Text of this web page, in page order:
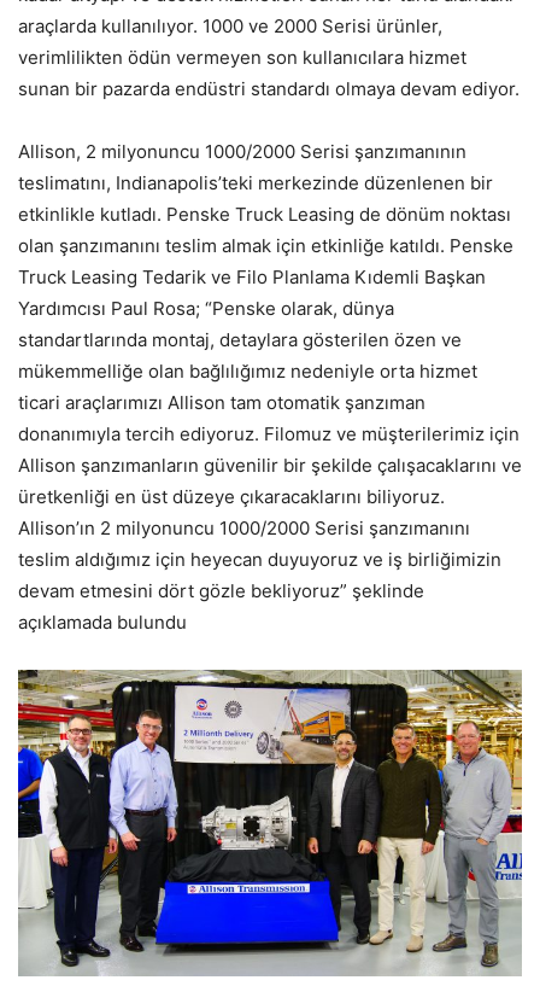
araçlarda kullanılıyor. 1000 ve 2000 Serisi ürünler,
verimlilikten ödün vermeyen son kullanıcılara hizmet
sunan bir pazarda endüstri standardı olmaya devam ediyor.
Allison, 2 milyonuncu 1000/2000 Serisi şanzımanının
teslimatını, Indianapolis’teki merkezinde düzenlenen bir
etkinlikle kutladı. Penske Truck Leasing de dönüm noktası
olan şanzımanını teslim almak için etkinliğe katıldı. Penske
Truck Leasing Tedarik ve Filo Planlama Kıdemli Başkan
Yardımcısı Paul Rosa; “Penske olarak, dünya
standartlarında montaj, detaylara gösterilen özen ve
mükemmelliğe olan bağlılığımız nedeniyle orta hizmet
ticari araçlarımızı Allison tam otomatik şanzıman
donanımıyla tercih ediyoruz. Filomuz ve müşterilerimiz için
Allison şanzımanların güvenilir bir şekilde çalışacaklarını ve
üretkenliği en üst düzeye çıkaracaklarını biliyoruz.
Allison’ın 2 milyonuncu 1000/2000 Serisi şanzımanını
teslim aldığımız için heyecan duyuyoruz ve iş birliğimizin
devam etmesini dört gözle bekliyoruz” şeklinde
açıklamada bulundu